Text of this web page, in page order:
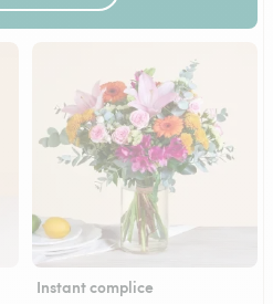
Instant complice